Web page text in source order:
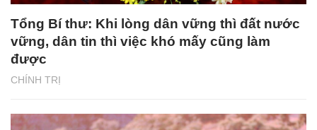
CHÍNH TRỊ
Tổng Bí thư: Khi lòng dân vững thì đất nước
vững, dân tin thì việc khó mấy cũng làm
được